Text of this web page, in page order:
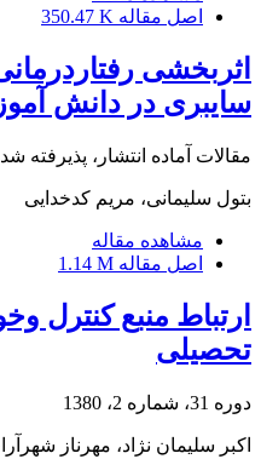
اصل مقاله 350.47 K
اثربخشی
سایبری در دانش
مقالات آماده انتشار، پذیرفته
بتول سلیمانی، مریم کدخدایی
مشاهده مقاله
اصل مقاله 1.14 M
ارتباط منبع کنترل
تحصیلی
دوره 31، شماره 2، 1380
اکبر سلیمان نژاد، مهرناز